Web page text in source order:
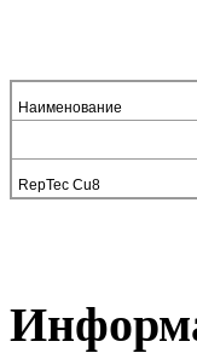
Наименование
RepTec Cu8